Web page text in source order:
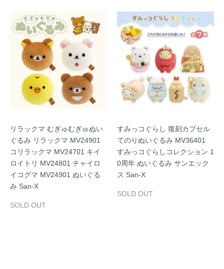
リラックマ むぎゅむぎゅぬい
ぐるみ リラックマ MV24901
コリラックマ MV24701 キイ
ロイトリ MV24801 チャイロ
イコグマ MV24901 ぬいぐる
み San-X
SOLD OUT
すみっコぐらし 復刻カプセル
てのりぬいぐるみ MV36401
すみっコぐらしコレクション 1
0周年 ぬいぐるみ サンエック
ス San-X
SOLD OUT